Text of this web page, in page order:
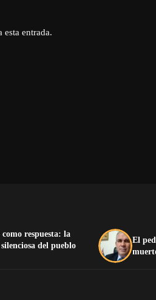
entrada.
respuesta: la
del pueblo
El